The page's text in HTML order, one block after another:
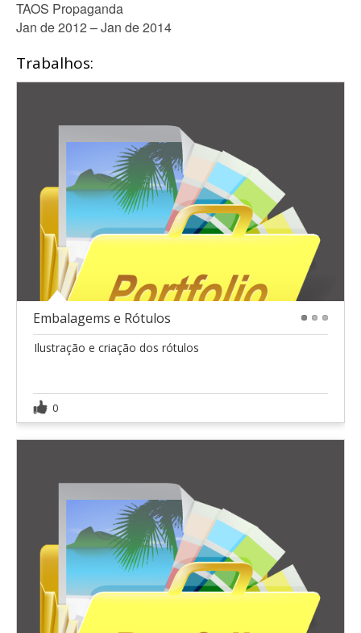
TAOS Propaganda
Jan de 2012 – Jan de 2014
Trabalhos:
Embalagems e Rótulos
Ilustração e criação dos rótulos
0